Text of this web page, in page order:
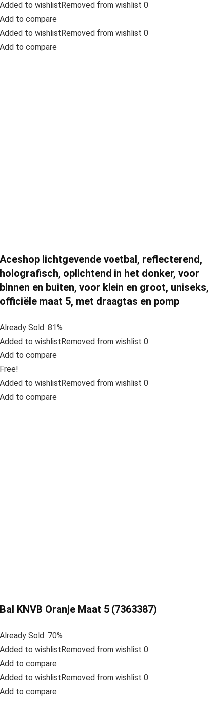
Added to wishlistRemoved from wishlist 0
Add to compare
Added to wishlistRemoved from wishlist 0
Add to compare
Aceshop lichtgevende voetbal, reflecterend,
holografisch, oplichtend in het donker, voor
binnen en buiten, voor klein en groot, uniseks,
officiële maat 5, met draagtas en pomp
Already Sold: 81%
Added to wishlistRemoved from wishlist 0
Add to compare
Free!
Added to wishlistRemoved from wishlist 0
Add to compare
Bal KNVB Oranje Maat 5 (7363387)
Already Sold: 70%
Added to wishlistRemoved from wishlist 0
Add to compare
Added to wishlistRemoved from wishlist 0
Add to compare